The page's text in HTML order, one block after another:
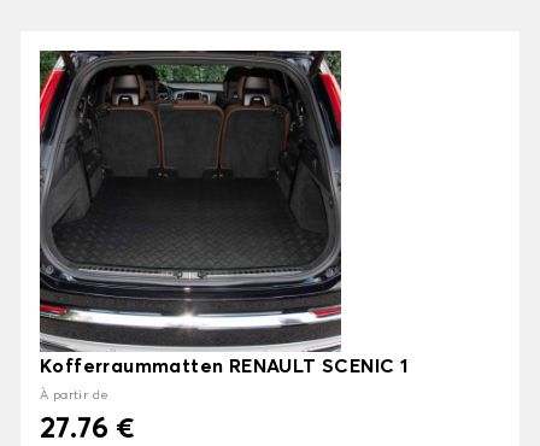
Kofferraummatten RENAULT SCENIC 1
À partir de
27.76 €